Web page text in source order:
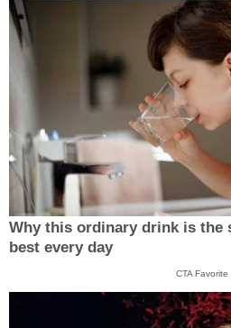
Why this ordinary drink is the
best every day
CTA Favorite